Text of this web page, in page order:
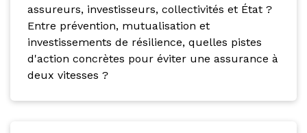
assureurs, investisseurs, collectivités et État ?
Entre prévention, mutualisation et
investissements de résilience, quelles pistes
d'action concrètes pour éviter une assurance à
deux vitesses ?